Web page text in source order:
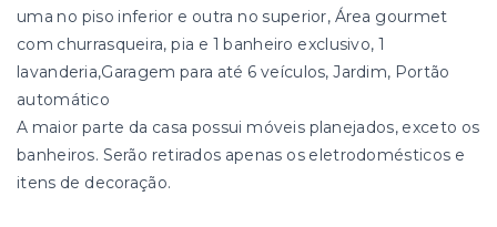
uma no piso inferior e outra no superior, Área gourmet
com churrasqueira, pia e 1 banheiro exclusivo, 1
lavanderia,Garagem para até 6 veículos, Jardim, Portão
automático
A maior parte da casa possui móveis planejados, exceto os
banheiros. Serão retirados apenas os eletrodomésticos e
itens de decoração.